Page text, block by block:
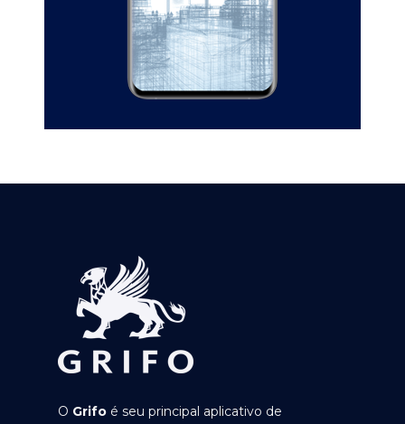
O Grifo é seu principal aplicativo de